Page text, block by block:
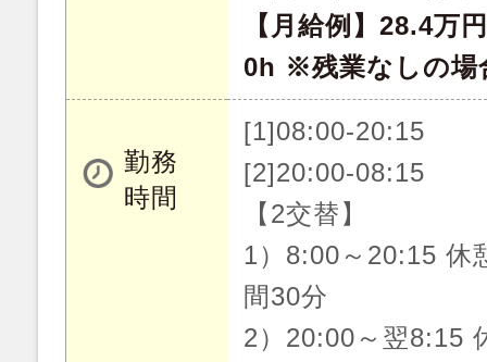
【月給例】28.4万
0h ※残業なしの場
勤務
時間
[1]08:00-20:15
[2]20:00-08:15
【2交替】
1）8:00～20:15 休
間30分
2）20:00～翌8:15